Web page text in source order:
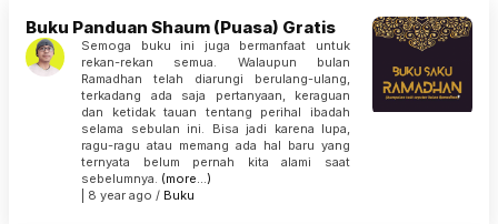
Buku Panduan Shaum (Puasa) Gratis
Semoga buku ini juga bermanfaat untuk
rekan-rekan semua. Walaupun bulan
Ramadhan telah diarungi berulang-ulang,
terkadang ada saja pertanyaan, keraguan
dan ketidak tauan tentang perihal ibadah
selama sebulan ini. Bisa jadi karena lupa,
ragu-ragu atau memang ada hal baru yang
ternyata belum pernah kita alami saat
sebelumnya. (more…)
| 8 year ago / Buku